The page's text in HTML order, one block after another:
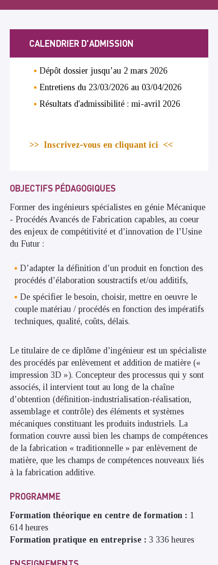
CALENDRIER D'ADMISSION
Dépôt dossier jusqu’au 2 mars 2026
Entretiens du 23/03/2026 au 03/04/2026
Résultats d'admissibilité : mi-avril 2026
>> Inscrivez-vous en cliquant ici <<
OBJECTIFS PÉDAGOGIQUES
Former des ingénieurs spécialistes en génie Mécanique
- Procédés Avancés de Fabrication capables, au coeur
des enjeux de compétitivité et d’innovation de l’Usine
du Futur :
D’adapter la définition d’un produit en fonction des
procédés d’élaboration soustractifs et/ou additifs,
De spécifier le besoin, choisir, mettre en oeuvre le
couple matériau / procédés en fonction des impératifs
techniques, qualité, coûts, délais.
Le titulaire de ce diplôme d’ingénieur est un spécialiste
des procédés par enlèvement et addition de matière («
impression 3D »). Concepteur des processus qui y sont
associés, il intervient tout au long de la chaîne
d’obtention (définition-industrialisation-réalisation,
assemblage et contrôle) des éléments et systèmes
mécaniques constituant les produits industriels. La
formation couvre aussi bien les champs de compétences
de la fabrication « traditionnelle » par enlèvement de
matière, que les champs de compétences nouveaux liés
à la fabrication additive.
PROGRAMME
Formation théorique en centre de formation : 1
614 heures
Formation pratique en entreprise : 3 336 heures